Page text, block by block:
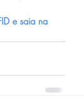
e saia na